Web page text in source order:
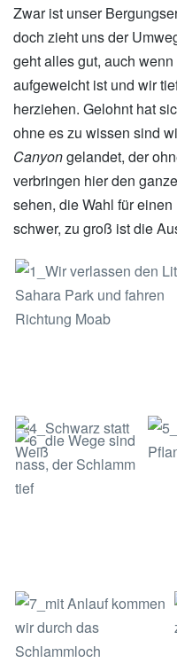
Zwar ist unser
doch zieht uns der
geht alles gut, auch
aufgeweicht ist und wir
herziehen. Gelohnt hat
ohne es zu wissen sind
Canyongelandet, der
verbringen hier den
sehen, die Wahl für
schwer, zu groß ist die